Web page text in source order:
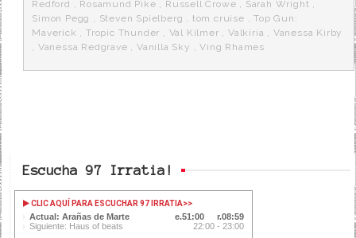
Redford , Rosamund Pike , Russell Crowe , Sarah Wright ,
Simon Pegg , Steven Spielberg , tom cruise ,Top Gun:
Maverick ,Tropic Thunder , Val Kilmer ,Valkiria , Vanessa Kirby
, Vanessa Redgrave ,Vanilla Sky ,Ving Rhames
Escucha 97 Irratia!
CLIC AQUÍ PARA ESCUCHAR 97 IRRATIA>>
Actual: Arañas de Marte 51:01
08:58
Siguiente: Haus of beats
22:00 - 23:00